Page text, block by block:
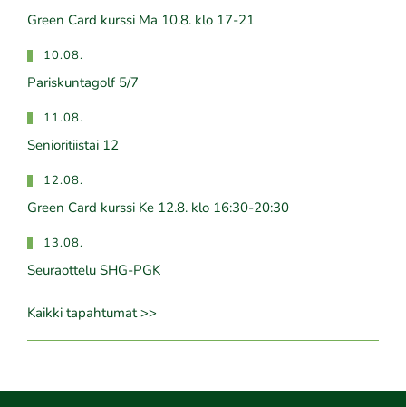
Green Card kurssi Ma 10.8. klo 17-21
10.08.
Pariskuntagolf 5/7
11.08.
Senioritiistai 12
12.08.
Green Card kurssi Ke 12.8. klo 16:30-20:30
13.08.
Seuraottelu SHG-PGK
Kaikki tapahtumat >>